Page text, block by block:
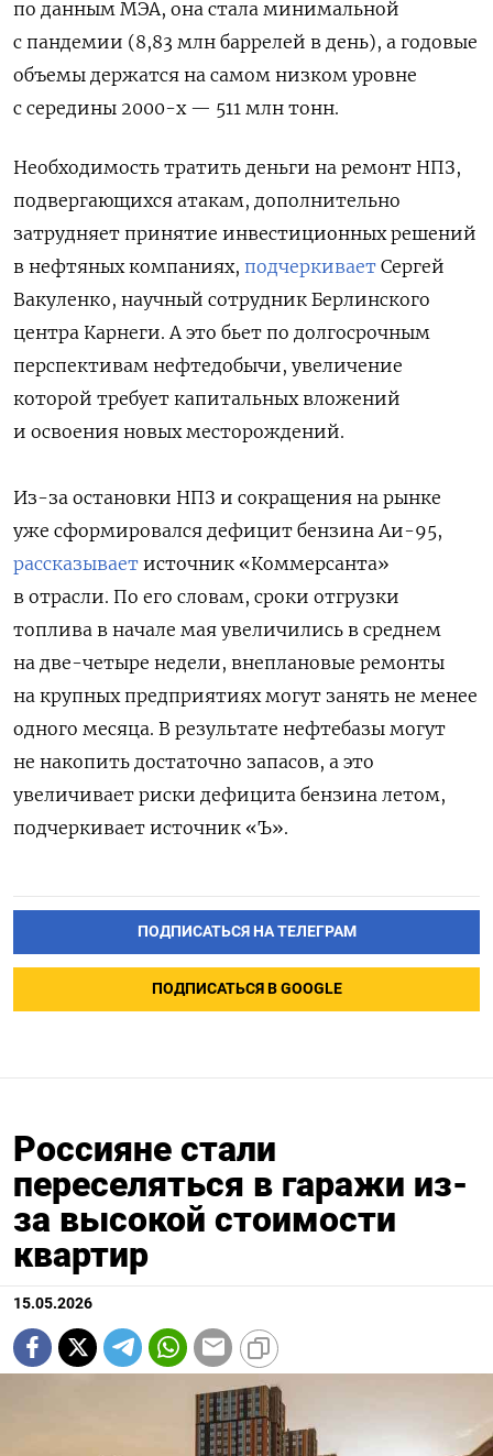
по данным МЭА, она стала минимальной
с пандемии (8,83 млн баррелей в день), а годовые
объемы держатся на самом низком уровне
с середины 2000-х — 511 млн тонн.
Необходимость тратить деньги на ремонт НПЗ,
подвергающихся атакам, дополнительно
затрудняет принятие инвестиционных решений
в нефтяных компаниях, подчеркивает Сергей
Вакуленко, научный сотрудник Берлинского
центра Карнеги. А это бьет по долгосрочным
перспективам нефтедобычи, увеличение
которой требует капитальных вложений
и освоения новых месторождений.
Из-за остановки НПЗ и сокращения на рынке
уже сформировался дефицит бензина Аи-95,
рассказывает источник «Коммерсанта»
в отрасли. По его словам, сроки отгрузки
топлива в начале мая увеличились в среднем
на две-четыре недели, внеплановые ремонты
на крупных предприятиях могут занять не менее
одного месяца. В результате нефтебазы могут
не накопить достаточно запасов, а это
увеличивает риски дефицита бензина летом,
подчеркивает источник «Ъ».
ПОДПИСАТЬСЯ НА ТЕЛЕГРАМ
ПОДПИСАТЬСЯ В GOOGLE
Россияне стали
переселяться в гаражи из-
за высокой стоимости
квартир
15.05.2026